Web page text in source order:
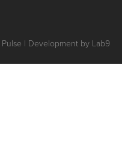
| Development by Lab9